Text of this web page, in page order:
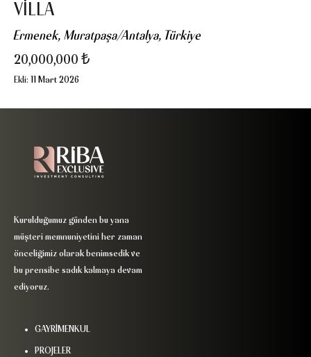
VILLA
Ermenek, Muratpaşa/Antalya, Türkiye
20,000,000 ₺
Ekli: 11 Mart 2026
Kurulduğumuz günden bu yana
müşteri memnuniyetini her zaman
önceliğimiz olarak benimsedik ve
bu prensibe sadık kalmaya devam
ediyoruz.
GAYRİMENKUL
PROJELER